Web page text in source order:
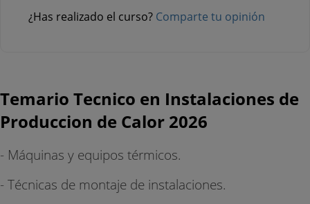
¿Has realizado el curso? Comparte tu opinión
Temario Tecnico en Instalaciones de
Produccion de Calor 2026
- Máquinas y equipos térmicos.
- Técnicas de montaje de instalaciones.